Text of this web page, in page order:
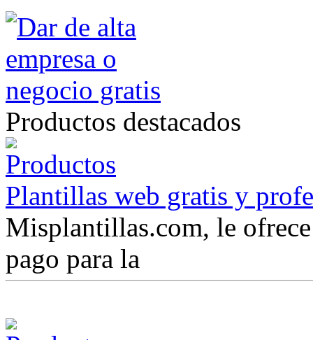
Productos destacados
Plantillas web gratis y
Misplantillas.com, le
pago para la